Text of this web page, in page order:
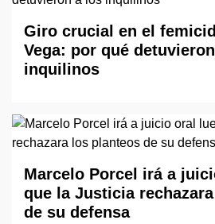
Giro crucial en el
Vega: por qué
inquilinos
Marcelo Porcel irá a
que la Justicia
de su defensa